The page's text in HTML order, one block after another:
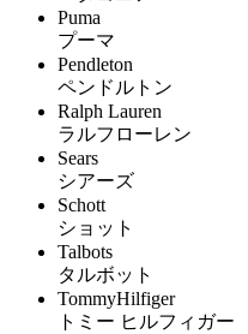
Puma
プーマ
Pendleton
ペンドルトン
Ralph Lauren
ラルフローレン
Sears
シアーズ
Schott
ショット
Talbots
タルボット
TommyHilfiger
トミー ヒルフィガー